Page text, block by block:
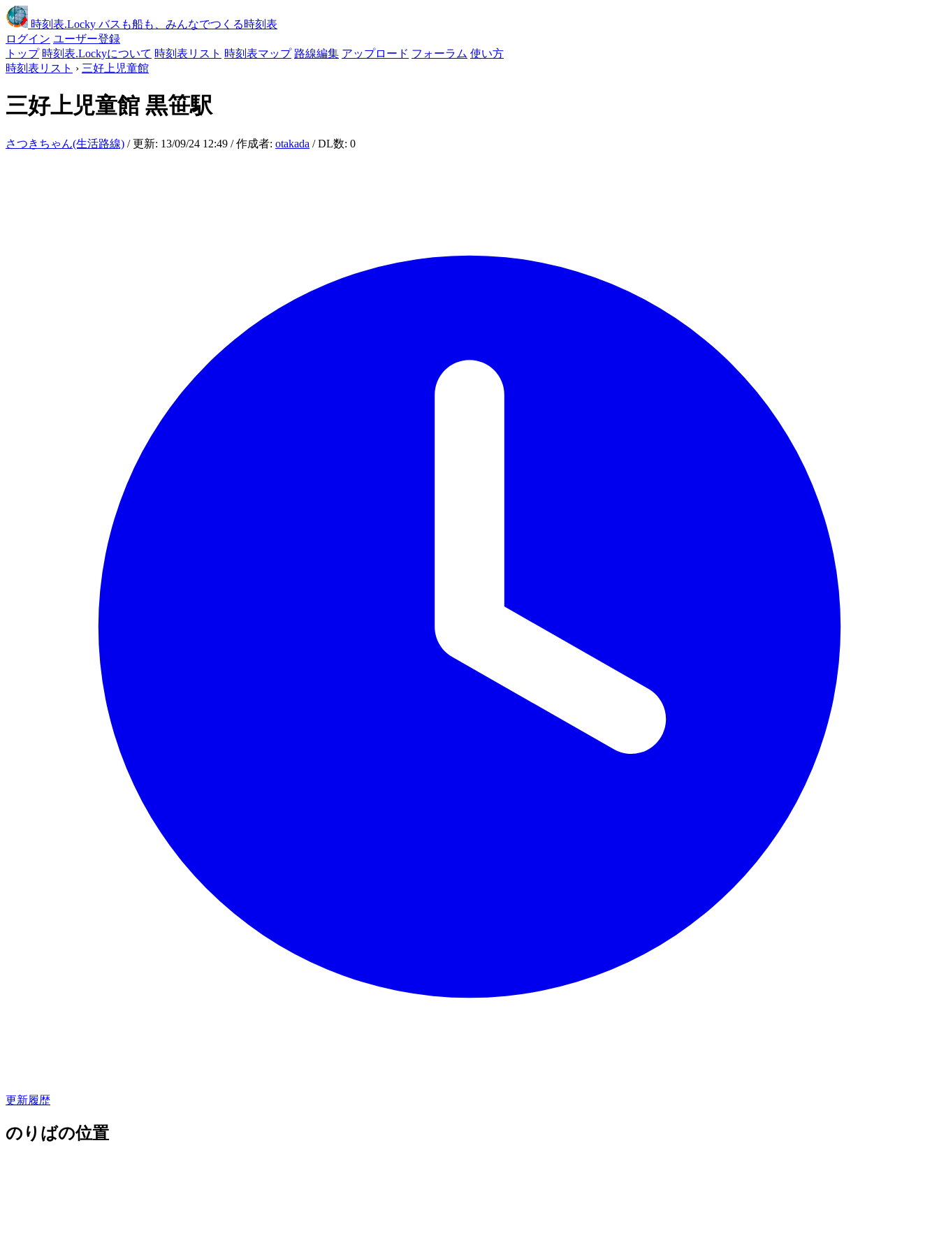
時刻表.Locky バスも船も、みんなでつくる時刻表
ログイン ユーザー登録
トップ 時刻表.Lockyについて 時刻表リスト 時刻表マップ 路線編集 アップロード フォーラム 使い方
時刻表リスト › 三好上児童館
三好上児童館 黒笹駅
さつきちゃん(生活路線) / 更新: 13/09/24 12:49 / 作成者: otakada / DL数: 0
更新履歴
のりばの位置